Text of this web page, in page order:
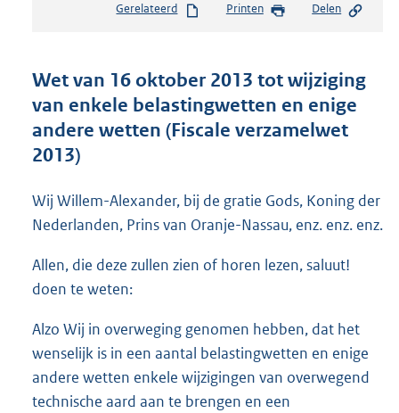
s
n
d
s
g
t
K
b
Gerelateerd Printen Delen
Wet van 16 oktober 2013 tot wijziging
van enkele belastingwetten en enige
andere wetten (Fiscale verzamelwet
2013)
Wij Willem-Alexander, bij de gratie Gods, Koning der
Nederlanden, Prins van Oranje-Nassau, enz. enz. enz.
Allen, die deze zullen zien of horen lezen, saluut!
doen te weten:
Alzo Wij in overweging genomen hebben, dat het
wenselijk is in een aantal belastingwetten en enige
andere wetten enkele wijzigingen van overwegend
technische aard aan te brengen en een